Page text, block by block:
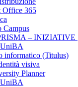
Office 365
Campus
– INIZIATIVE
UniBA
informatico (Titulus)
visiva
Planner